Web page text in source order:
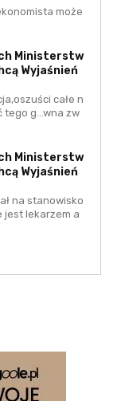
może
Ministerstw
Wyjaśnień
całe n
g...wna zw
Ministerstw
Wyjaśnień
na stanowisko
jest lekarzem a